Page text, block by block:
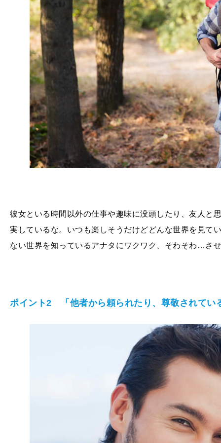
彼女といる時間以外の仕事や趣味に没頭したり、友人と
実しているな。いつも楽しそうだけどどんな世界を見て
ない世界を知っているアナタにワクワク、そわそわ…さ
ポイント2 「他者から頼られたり、尊敬されてい